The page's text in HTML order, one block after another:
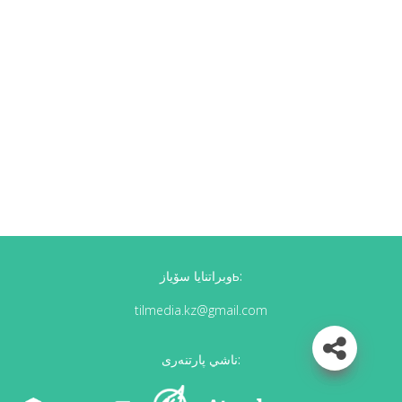
وبراتنايا سۆيازь:
tilmedia.kz@gmail.com
ناشي پارتنەرى: